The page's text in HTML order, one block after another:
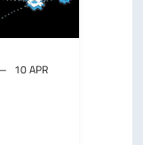
10 APR